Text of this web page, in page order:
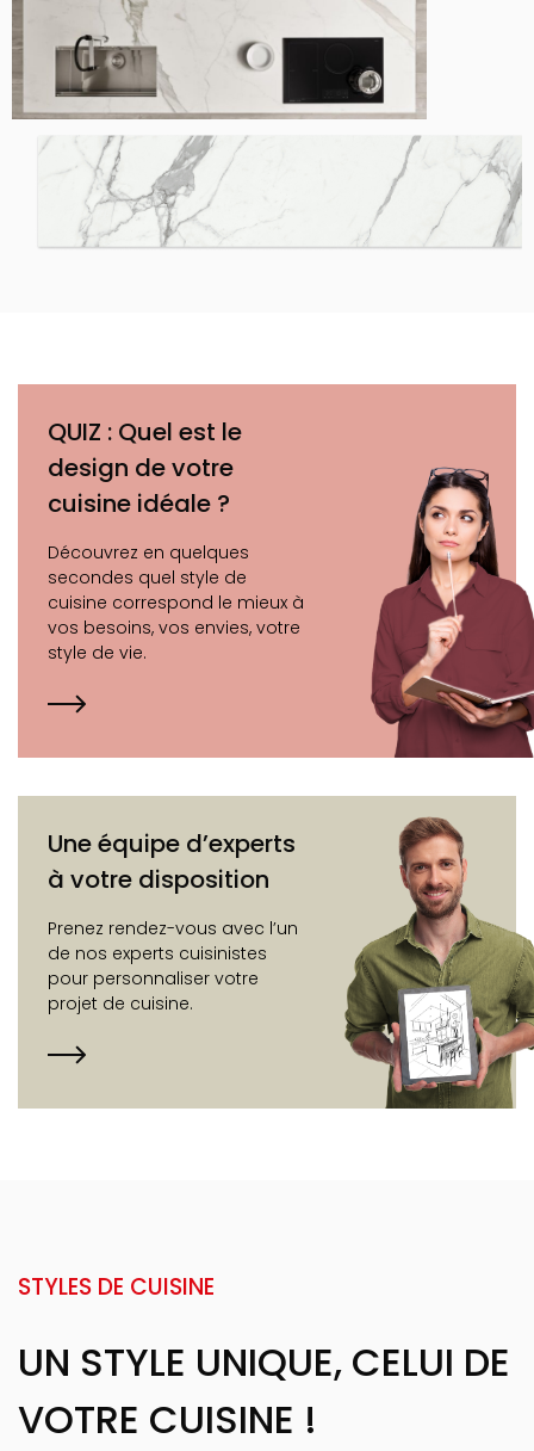
QUIZ : Quel est le
design de votre
cuisine idéale ?
Découvrez en quelques
secondes quel style de
cuisine correspond le mieux à
vos besoins, vos envies, votre
style de vie.
Une équipe d’experts
à votre disposition
Prenez rendez-vous avec l’un
de nos experts cuisinistes
pour personnaliser votre
projet de cuisine.
STYLES DE CUISINE
UN STYLE UNIQUE, CELUI DE
VOTRE CUISINE !